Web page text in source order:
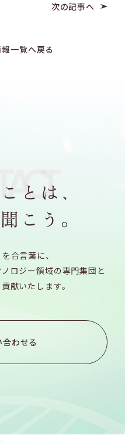
一覧へ戻る
次の記事へ
合言葉に、
ロジー領域の専門集団と
献いたします。
わせる